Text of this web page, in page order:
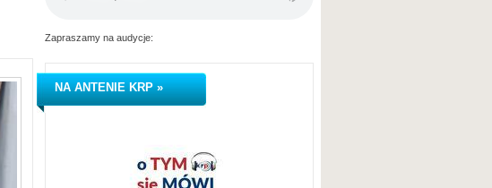
Zapraszamy na audycje:
NA ANTENIE KRP »